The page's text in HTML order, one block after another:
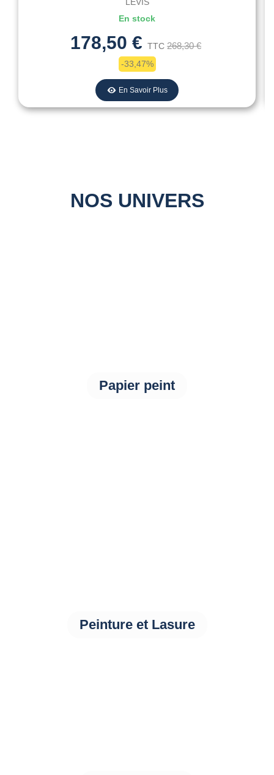
En stock
178,50 € TTC 268,30 €
-33,47%
En Savoir Plus
NOS UNIVERS
Papier peint
Peinture et Lasure